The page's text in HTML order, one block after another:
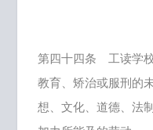
第四十四条 工读学
教育、矫治或服刑的
想、文化、道德、法